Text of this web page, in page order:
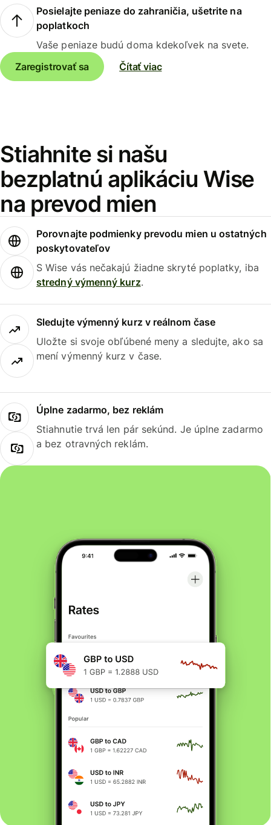
Posielajte peniaze do zahraničia, ušetrite na
poplatkoch
Vaše peniaze budú doma kdekoľvek na svete.
Zaregistrovať sa
Čítať viac
Stiahnite si našu
bezplatnú aplikáciu Wise
na prevod mien
Porovnajte podmienky prevodu mien u ostatných
poskytovateľov
S Wise vás nečakajú žiadne skryté poplatky, iba
stredný výmenný kurz.
Sledujte výmenný kurz v reálnom čase
Uložte si svoje obľúbené meny a sledujte, ako sa
mení výmenný kurz v čase.
Úplne zadarmo, bez reklám
Stiahnutie trvá len pár sekúnd. Je úplne zadarmo
a bez otravných reklám.